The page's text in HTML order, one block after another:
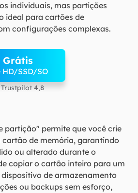
individuais, mas partições
ideal para cartões de
configurações complexas.
Grátis
HD/SSD/SO
4,8
partição" permite que você crie
cartão de memória, garantindo
ou alterado durante o
copiar o cartão inteiro para um
de armazenamento
ou backups sem esforço,